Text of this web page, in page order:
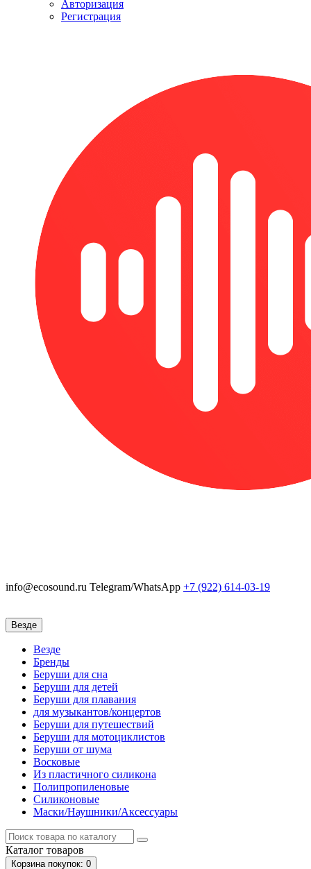
Авторизация
Регистрация
info@ecosound.ru Telegram/WhatsApp +7 (922) 614-03-19
Везде
Везде
Бренды
Беруши для сна
Беруши для детей
Беруши для плавания
для музыкантов/концертов
Беруши для путешествий
Беруши для мотоциклистов
Беруши от шума
Восковые
Из пластичного силикона
Полипропиленовые
Силиконовые
Маски/Наушники/Аксессуары
Каталог товаров
Корзина покупок: 0